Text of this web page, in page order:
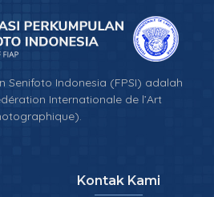
Senifoto Indonesia (FPSI) adalah
Internationale de l’Art
Kontak Kami